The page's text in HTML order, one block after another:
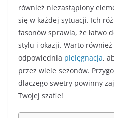
również niezastąpiony
się w każdej sytuacji. Ich
fasonów sprawia, że łatwo
stylu i okazji. Warto
odpowiednia pielęgnacja,
przez wiele sezonów.
dlaczego swetry powinny
Twojej szafie!